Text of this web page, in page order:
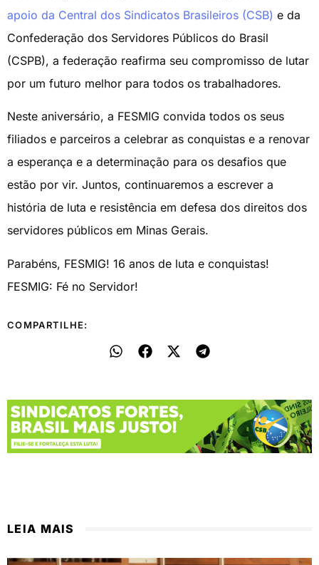
apoio da Central dos Sindicatos Brasileiros (CSB) e da
Confederação dos Servidores Públicos do Brasil
(CSPB), a federação reafirma seu compromisso de lutar
por um futuro melhor para todos os trabalhadores.
Neste aniversário, a FESMIG convida todos os seus
filiados e parceiros a celebrar as conquistas e a renovar
a esperança e a determinação para os desafios que
estão por vir. Juntos, continuaremos a escrever a
história de luta e resistência em defesa dos direitos dos
servidores públicos em Minas Gerais.
Parabéns, FESMIG! 16 anos de luta e conquistas!
FESMIG: Fé no Servidor!
COMPARTILHE:
LEIA MAIS